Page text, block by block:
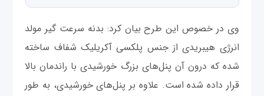
وی در خصوص این طرح بیان کرد: بدنه سرعت گیر مولد
انرژی هیبریدی از جنس پلکسی آکریلیک شفاف ساخته
شده که درون آن پنل‌های بزرگ خورشیدی با راندمان بالا
قرار داده شده است. علاوه بر پنل‌های خورشیدی، به طور